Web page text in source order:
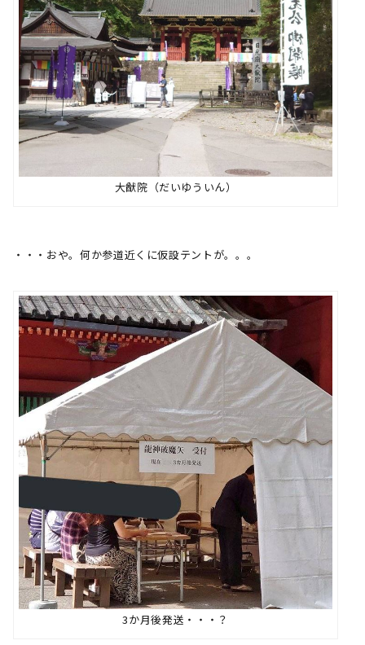
大猷院（だいゆういん）
・・・おや。何か参道近くに仮設テントが。。。
3か月後発送・・・？